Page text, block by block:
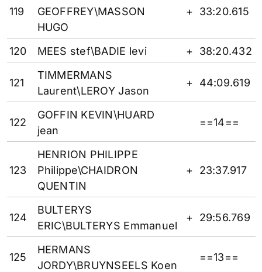
119
GEOFFREY\MASSON
HUGO
+ 33:20.615
120 MEES stef\BADIE levi + 38:20.432
121
TIMMERMANS
Laurent\LEROY Jason
+ 44:09.619
122
GOFFIN KEVIN\HUARD
jean
==14==
123
HENRION PHILIPPE
Philippe\CHAIDRON
QUENTIN
+ 23:37.917
124
BULTERYS
ERIC\BULTERYS Emmanuel
+ 29:56.769
125
HERMANS
JORDY\BRUYNSEELS Koen
==13==